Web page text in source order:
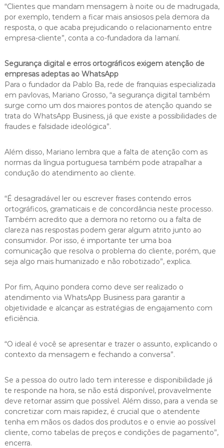
“Clientes que mandam mensagem à noite ou de madrugada,
por exemplo, tendem a ficar mais ansiosos pela demora da
resposta, o que acaba prejudicando o relacionamento entre
empresa-cliente”, conta a co-fundadora da Iamaní.
Segurança digital e erros ortográficos exigem atenção de
empresas adeptas ao WhatsApp
Para o fundador da Pablo Ba, rede de franquias especializada
em pavlovas, Mariano Grosso, “a segurança digital também
surge como um dos maiores pontos de atenção quando se
trata do WhatsApp Business, já que existe a possibilidades de
fraudes e falsidade ideológica”.
Além disso, Mariano lembra que a falta de atenção com as
normas da língua portuguesa também pode atrapalhar a
condução do atendimento ao cliente.
“É desagradável ler ou escrever frases contendo erros
ortográficos, gramaticais e de concordância neste processo.
Também acredito que a demora no retorno ou a falta de
clareza nas respostas podem gerar algum atrito junto ao
consumidor. Por isso, é importante ter uma boa
comunicação que resolva o problema do cliente, porém, que
seja algo mais humanizado e não robotizado”, explica.
Por fim, Aquino pondera como deve ser realizado o
atendimento via WhatsApp Business para garantir a
objetividade e alcançar as estratégias de engajamento com
eficiência.
“O ideal é você se apresentar e trazer o assunto, explicando o
contexto da mensagem e fechando a conversa”.
Se a pessoa do outro lado tem interesse e disponibilidade já
te responde na hora, se não está disponível, provavelmente
deve retornar assim que possível. Além disso, para a venda se
concretizar com mais rapidez, é crucial que o atendente
tenha em mãos os dados dos produtos e o envie ao possível
cliente, como tabelas de preços e condições de pagamento”,
encerra.